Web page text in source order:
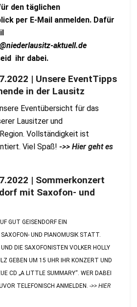
den täglichen
per E-Mail anmelden. Dafür
aktuell.de
ihr dabei.
| Unsere EventTipps
in der Lausitz
Eventübersicht für das
Lausitzer und
Vollständigkeit ist
Viel Spaß! ->> Hier geht es
| Sommerkonzert
mit Saxofon- und
GUT GEISENDORF EIN
UND PIANOMUSIK STATT.
DIE SAXOFONISTEN VOLKER HOLLY
GEBEN UM 15 UHR IHR KONZERT UND
CD „A LITTLE SUMMARY“. WER DABEI
TELEFONISCH ANMELDEN. ->> HIER